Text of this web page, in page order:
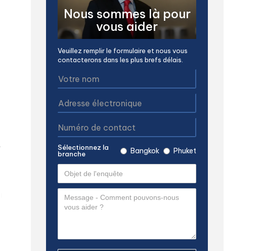
Nous sommes là pour
vous aider
Veuillez remplir le formulaire et nous vous
contacterons dans les plus brefs délais.
Sélectionnez la
branche
Bangkok Phuket